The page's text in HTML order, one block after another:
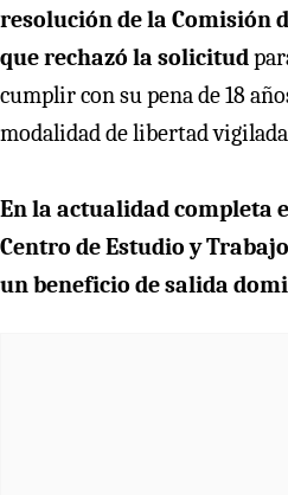
resolución de la Comisión
que rechazó la solicitud
cumplir con su pena de 18
modalidad de libertad
En la actualidad completa
Centro de Estudio y
un beneficio de salida